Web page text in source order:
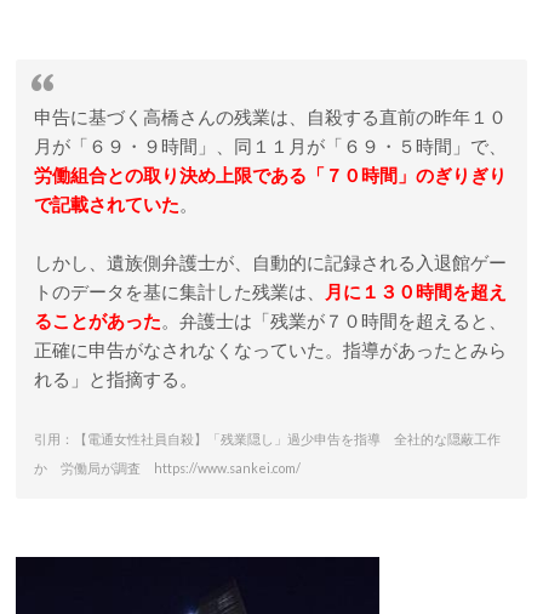
申告に基づく高橋さんの残業は、自殺する直前の昨年１０
月が「６９・９時間」、同１１月が「６９・５時間」で、
労働組合との取り決め上限である「７０時間」のぎりぎり
で記載されていた。
しかし、遺族側弁護士が、自動的に記録される入退館ゲー
トのデータを基に集計した残業は、
月に１３０時間を超え
ることがあった。弁護士は「残業が７０時間を超えると、
正確に申告がなされなくなっていた。指導があったとみら
れる」と指摘する。
引用：【電通女性社員自殺】「残業隠し」過少申告を指導 全社的な隠蔽工作
か 労働局が調査 https://www.sankei.com/